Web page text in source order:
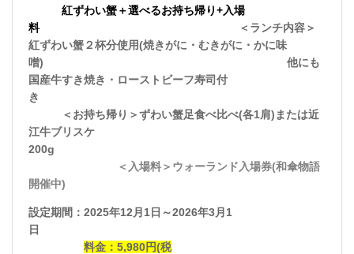
紅ずわい蟹＋選べるお持ち帰り+入場
料
＜ランチ内容＞
紅ずわい蟹２杯分使用(焼きがに・むきがに・かに味
噌) 他にも
国産牛すき焼き・ローストビーフ寿司付
き
＜お持ち帰り＞ずわい蟹足食べ比べ(各1肩)または近
江牛ブリスケ
200g
＜入場料＞ウォーランド入場券(和傘物語
開催中)
設定期間：2025年12月1日～2026年3月1
日
料金：5,980円(税